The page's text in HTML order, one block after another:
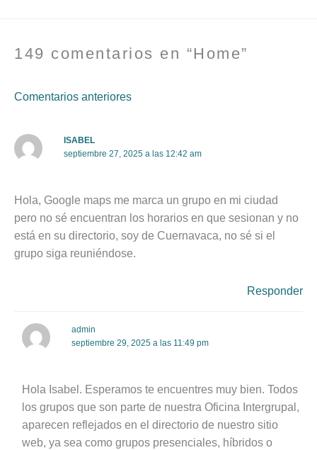
149 comentarios en “Home”
Comentarios anteriores
ISABEL
septiembre 27, 2025 a las 12:42 am
Hola, Google maps me marca un grupo en mi ciudad
pero no sé encuentran los horarios en que sesionan y no
está en su directorio, soy de Cuernavaca, no sé si el
grupo siga reuniéndose.
Responder
admin
septiembre 29, 2025 a las 11:49 pm
Hola Isabel. Esperamos te encuentres muy bien. Todos
los grupos que son parte de nuestra Oficina Intergrupal,
aparecen reflejados en el directorio de nuestro sitio
web, ya sea como grupos presenciales, híbridos o